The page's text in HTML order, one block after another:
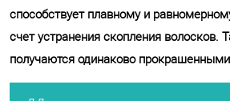
способствует плавному и
счет устранения скопления волосков.
получаются одинаково